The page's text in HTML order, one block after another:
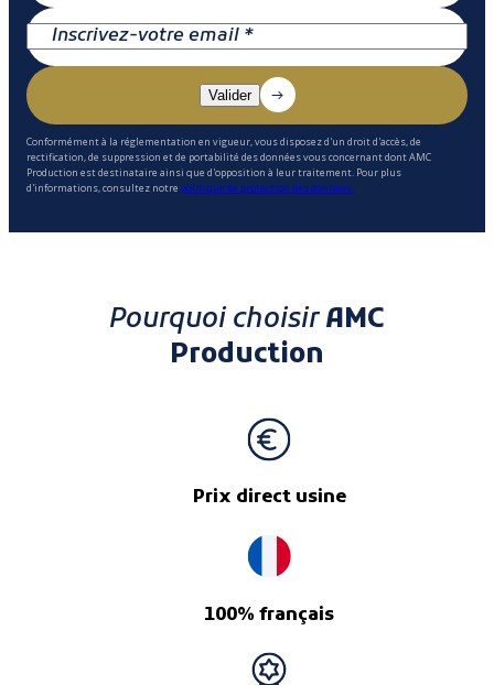
Conformément à la réglementation en vigueur, vous disposez d'un droit d'accès, de
rectification, de suppression et de portabilité des données vous concernant dont AMC
Production est destinataire ainsi que d'opposition à leur traitement. Pour plus
d'informations, consultez notre politique de protection des données.
Pourquoi choisirAMC
Production
Prix direct usine
100% français